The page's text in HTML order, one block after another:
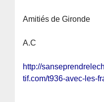
Amitiés de Gironde
A.C
http://
tif.com/t936-avec-les-